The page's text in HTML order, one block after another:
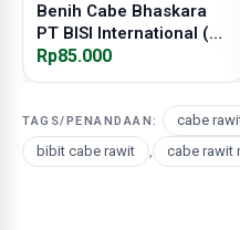
Benih Cabe Bhaskara
PT BISI International (
BISI )
Rp85.000
TAGS/PENANDAAN: cabe
bibit cabe rawit
, cabe rawit